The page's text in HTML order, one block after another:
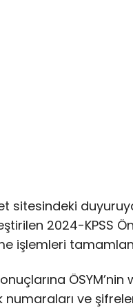
sitesindeki
2024-KPSS
işlemleri
ÖSYM’nin
numaraları ve